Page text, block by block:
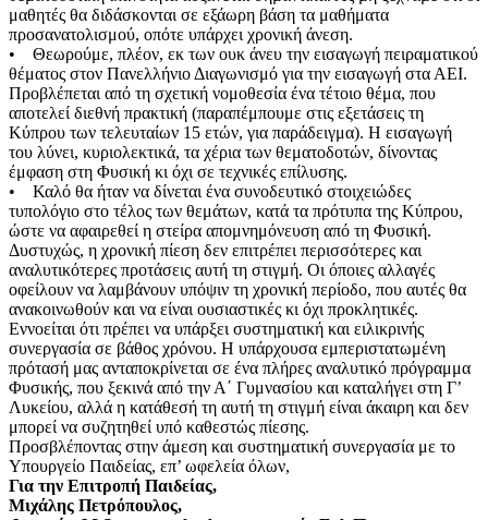
μαθητές θα διδάσκονται σε εξάωρη βάση τα μαθήματα
προσανατολισμού, οπότε υπάρχει χρονική άνεση.
• Θεωρούμε, πλέον, εκ των ουκ άνευ την εισαγωγή πειραματικού
θέματος στον Πανελλήνιο Διαγωνισμό για την εισαγωγή στα ΑΕΙ.
Προβλέπεται από τη σχετική νομοθεσία ένα τέτοιο θέμα, που
αποτελεί διεθνή πρακτική (παραπέμπουμε στις εξετάσεις τη
Κύπρου των τελευταίων 15 ετών, για παράδειγμα). Η εισαγωγή
του λύνει, κυριολεκτικά, τα χέρια των θεματοδοτών, δίνοντας
έμφαση στη Φυσική κι όχι σε τεχνικές επίλυσης.
• Καλό θα ήταν να δίνεται ένα συνοδευτικό στοιχειώδες
τυπολόγιο στο τέλος των θεμάτων, κατά τα πρότυπα της Κύπρου,
ώστε να αφαιρεθεί η στείρα απομνημόνευση από τη Φυσική.
Δυστυχώς, η χρονική πίεση δεν επιτρέπει περισσότερες και
αναλυτικότερες προτάσεις αυτή τη στιγμή. Οι όποιες αλλαγές
οφείλουν να λαμβάνουν υπόψιν τη χρονική περίοδο, που αυτές θα
ανακοινωθούν και να είναι ουσιαστικές κι όχι προκλητικές.
Εννοείται ότι πρέπει να υπάρξει συστηματική και ειλικρινής
συνεργασία σε βάθος χρόνου. Η υπάρχουσα εμπεριστατωμένη
πρότασή μας ανταποκρίνεται σε ένα πλήρες αναλυτικό πρόγραμμα
Φυσικής, που ξεκινά από την Α΄ Γυμνασίου και καταλήγει στη Γ’
Λυκείου, αλλά η κατάθεσή τη αυτή τη στιγμή είναι άκαιρη και δεν
μπορεί να συζητηθεί υπό καθεστώς πίεσης.
Προσβλέποντας στην άμεση και συστηματική συνεργασία με το
Υπουργείο Παιδείας, επ’ ωφελεία όλων,
Για την Επιτροπή Παιδείας,
Μιχάλης Πετρόπουλος,